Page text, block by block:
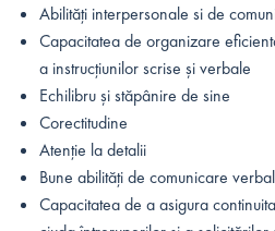
Abilități interpersonale si de
Capacitatea de organizare
a instrucțiunilor scrise și verbale
Echilibru și stăpânire de sine
Corectitudine
Atenție la detalii
Bune abilități de comunicare
Capacitatea de a asigura